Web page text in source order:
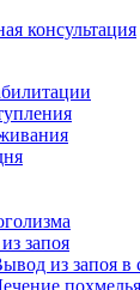
консультация
запоя
из запоя в
похмелья